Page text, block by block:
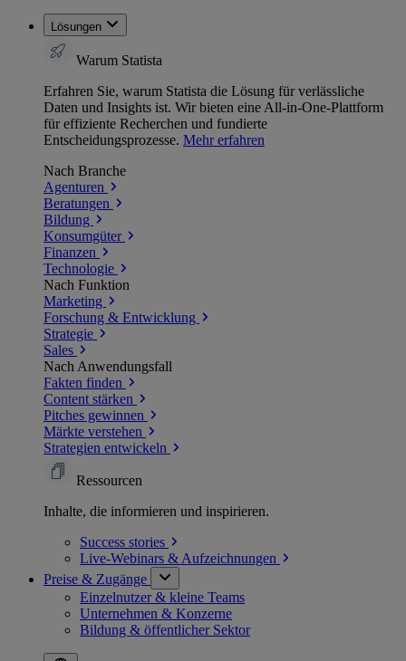
Lösungen
Warum Statista
Erfahren Sie, warum Statista die Lösung für verlässliche
Daten und Insights ist. Wir bieten eine All-in-One-Plattform
für effiziente Recherchen und fundierte
Entscheidungsprozesse. Mehr erfahren
Nach Branche
Agenturen
Beratungen
Bildung
Konsumgüter
Finanzen
Technologie
Nach Funktion
Marketing
Forschung & Entwicklung
Strategie
Sales
Nach Anwendungsfall
Fakten finden
Content stärken
Pitches gewinnen
Märkte verstehen
Strategien entwickeln
Ressourcen
Inhalte, die informieren und inspirieren.
Success stories
Live-Webinars & Aufzeichnungen
Preise & Zugänge
Einzelnutzer & kleine Teams
Unternehmen & Konzerne
Bildung & öffentlicher Sektor